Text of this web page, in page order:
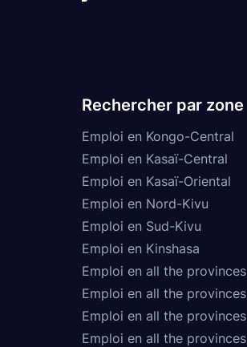
Rechercher par zone
Emploi en Kongo-Central
Emploi en Kasaï-Central
Emploi en Kasaï-Oriental
Emploi en Nord-Kivu
Emploi en Sud-Kivu
Emploi en Kinshasa
Emploi en all the provinces
Emploi en all the provinces
Emploi en all the provinces
Emploi en all the provinces